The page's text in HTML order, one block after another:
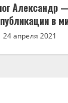
Александр
в
24 апреля 2021